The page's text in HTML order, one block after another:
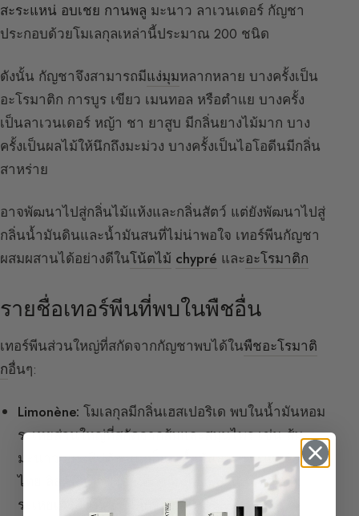
สะระแหน่ อบเชย กานพลู มะนาว ลาเวนเดอร์ กัญชา
ประกอบด้วยโมเลกุลเหล่านี้ประมาณ 200 ชนิด
ดังนั้น กัญชาจึงสามารถมีแง่มุมหลากหลาย บางครั้งเป็น
อะโรมาติก การบูร เขียว เมนทอล หรือตำแย บางครั้ง
เป็นลาเวนเดอร์ หญ้า ชา ยาสูบ มีกลิ่นยางไม้มาก บาง
ครั้งเป็นผลไม้ให้นึกถึงมะม่วง บางครั้งเป็นไอโอดีนมีกลิ่น
สาหร่าย
อาจพัฒนาไปสู่กลิ่นไม้แห้งและกลิ่นสัตว์ แต่ยังพัฒนาไปสู่
กลิ่นน้ำมันดินและน้ำมันสนที่ไม่น่าพอใจ เทอร์พีนกัญชา
ผสมผสานได้อย่างดีในโน้ตไม้ chypré และอะโรมาติก
รายชื่อเทอร์พีนที่พบในพืชอื่น
เทอร์พีนส่วนใหญ่ที่สกัดจากกัญชาพบได้ในพืชอะโรมาติ
กอื่นๆ:
Limonène: โมเลกุลมีกลิ่นเฮสเปอริเด พบในน้ำมันหอม
ระเหยส่วนใหญ่ที่สกัดจากส้มและสมุนไพร เช่น ส้ม
มะนาว ยูคาลิปตัส สนสก็อต น้ำมันสนสะระแหน่พริก
ไทย
ลิสค์พิสตาชิโอ นอกจากนี้ยังพบในน้ำมันหอม
ระเหยเครื่องเทศเช่นลูกจันทน์เทศ